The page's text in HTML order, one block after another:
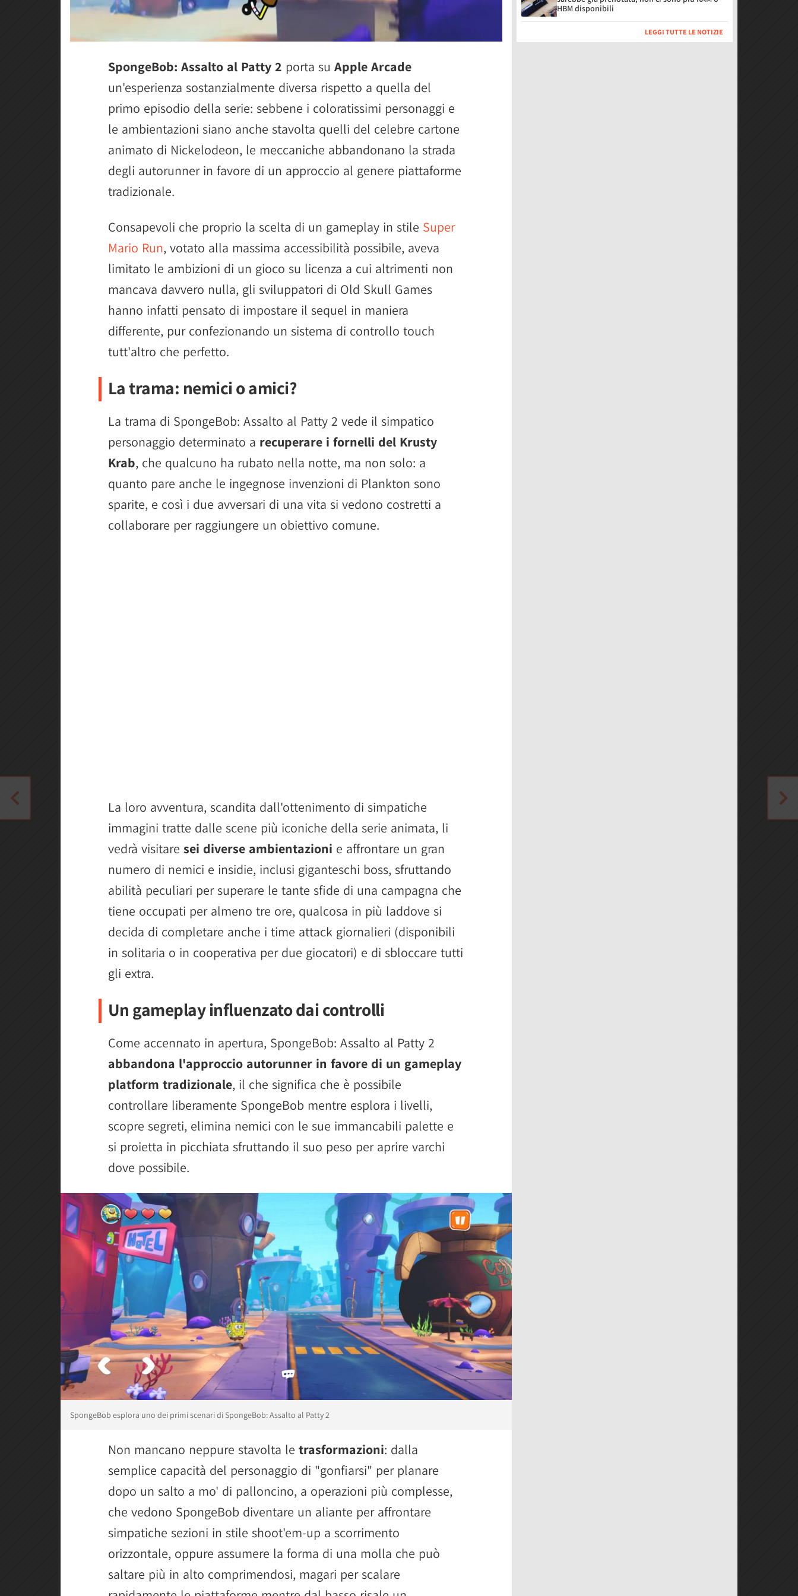
SpongeBob: Assalto al Patty 2 porta su Apple Arcade
un'esperienza sostanzialmente diversa rispetto a quella del
primo episodio della serie: sebbene i coloratissimi personaggi e
le ambientazioni siano anche stavolta quelli del celebre cartone
animato di Nickelodeon, le meccaniche abbandonano la strada
degli autorunner in favore di un approccio al genere piattaforme
tradizionale.
Consapevoli che proprio la scelta di un gameplay in stile Super
Mario Run, votato alla massima accessibilità possibile, aveva
limitato le ambizioni di un gioco su licenza a cui altrimenti non
mancava davvero nulla, gli sviluppatori di Old Skull Games
hanno infatti pensato di impostare il sequel in maniera
differente, pur confezionando un sistema di controllo touch
tutt'altro che perfetto.
La trama: nemici o amici?
La trama di SpongeBob: Assalto al Patty 2 vede il simpatico
personaggio determinato a recuperare i fornelli del Krusty
Krab, che qualcuno ha rubato nella notte, ma non solo: a
quanto pare anche le ingegnose invenzioni di Plankton sono
sparite, e così i due avversari di una vita si vedono costretti a
collaborare per raggiungere un obiettivo comune.
La loro avventura, scandita dall'ottenimento di simpatiche
immagini tratte dalle scene più iconiche della serie animata, li
vedrà visitare sei diverse ambientazioni e affrontare un gran
numero di nemici e insidie, inclusi giganteschi boss, sfruttando
abilità peculiari per superare le tante sfide di una campagna che
tiene occupati per almeno tre ore, qualcosa in più laddove si
decida di completare anche i time attack giornalieri (disponibili
in solitaria o in cooperativa per due giocatori) e di sbloccare tutti
gli extra.
Un gameplay influenzato dai controlli
Come accennato in apertura, SpongeBob: Assalto al Patty 2
abbandona l'approccio autorunner in favore di un gameplay
platform tradizionale, il che significa che è possibile
controllare liberamente SpongeBob mentre esplora i livelli,
scopre segreti, elimina nemici con le sue immancabili palette e
si proietta in picchiata sfruttando il suo peso per aprire varchi
dove possibile.
SpongeBob esplora uno dei primi scenari di SpongeBob: Assalto al Patty 2
Non mancano neppure stavolta le trasformazioni: dalla
semplice capacità del personaggio di "gonfiarsi" per planare
dopo un salto a mo' di palloncino, a operazioni più complesse,
che vedono SpongeBob diventare un aliante per affrontare
simpatiche sezioni in stile shoot'em-up a scorrimento
orizzontale, oppure assumere la forma di una molla che può
saltare più in alto comprimendosi, magari per scalare
HBM disponibili
LEGGI TUTTE LE NOTIZIE